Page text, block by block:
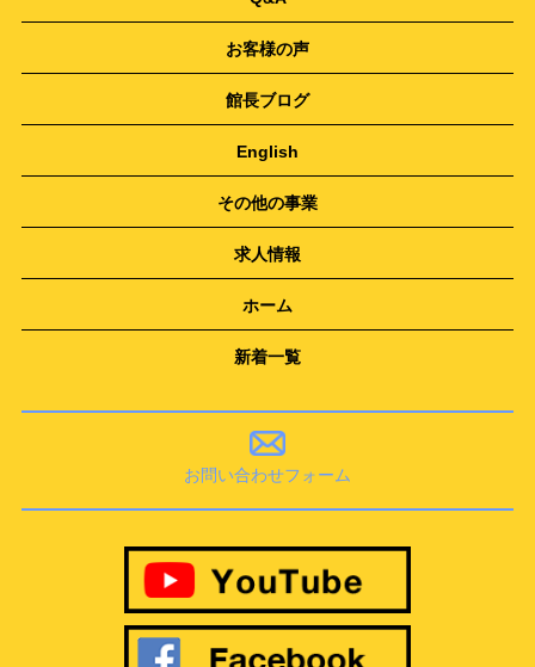
お客様の声
館長ブログ
English
その他の事業
求人情報
ホーム
新着一覧
お問い合わせフォーム